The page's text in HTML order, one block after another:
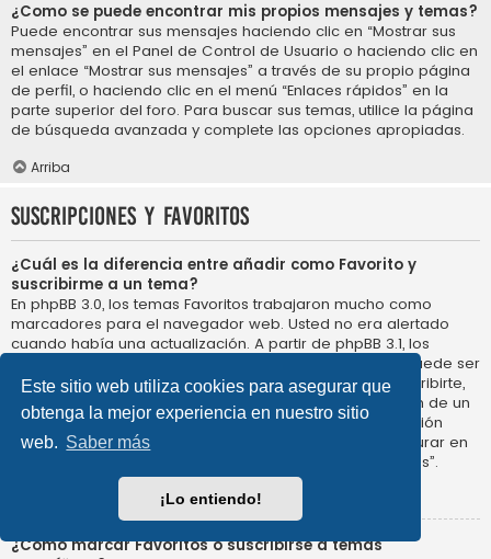
Este sitio web utiliza cookies para asegurar que
obtenga la mejor experiencia en nuestro sitio
web. Saber más
¡Lo entiendo!
¿Como se puede encontrar mis propios mensajes y temas?
Puede encontrar sus mensajes haciendo clic en “Mostrar sus
mensajes” en el Panel de Control de Usuario o haciendo clic en
el enlace “Mostrar sus mensajes” a través de su propio página
de perfil, o haciendo clic en el menú “Enlaces rápidos” en la
parte superior del foro. Para buscar sus temas, utilice la página
de búsqueda avanzada y complete las opciones apropiadas.
Arriba
Suscripciones y Favoritos
¿Cuál es la diferencia entre añadir como Favorito y
suscribirme a un tema?
En phpBB 3.0, los temas Favoritos trabajaron mucho como
marcadores para el navegador web. Usted no era alertado
cuando había una actualización. A partir de phpBB 3.1, los
Favoritos son más como suscribirse a un tema. Usted puede ser
notificado cuando un tema Favorito se actualiza. Al suscribirte,
sin embargo, se le avisará de que hay una actualización de un
tema, o foro en el propio foro. Las opciones de notificación
para los Favoritos y las suscripciones se pueden configurar en
el Panel de Control de Usuario, en “Preferencias de Foros”.
¿Cómo marcar Favoritos o suscribirse a temas